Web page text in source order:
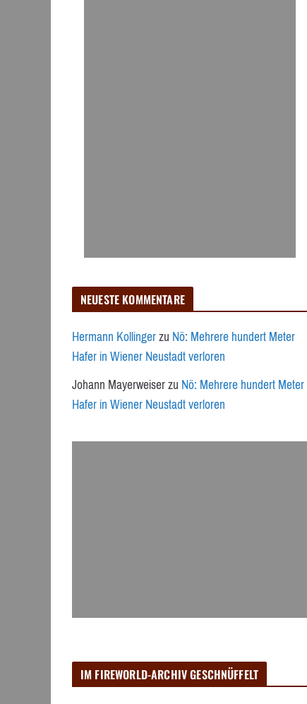
NEUESTE KOMMENTARE
Hermann KollingerzuNö: Mehrere hundert Meter
Hafer in Wiener Neustadt verloren
Johann MayerweiserzuNö: Mehrere hundert Meter
Hafer in Wiener Neustadt verloren
IM FIREWORLD-ARCHIV GESCHNÜFFELT